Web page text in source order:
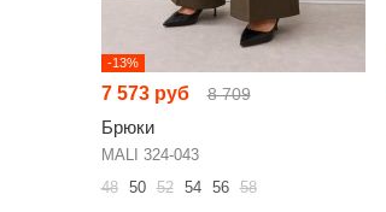
-13%
7 573 руб 8 709
Брюки
MALI 324-043
48
50 52 54 56 58